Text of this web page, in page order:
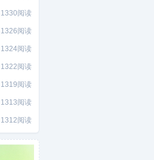
1330阅读
1326阅读
1324阅读
1322阅读
1319阅读
1313阅读
1312阅读